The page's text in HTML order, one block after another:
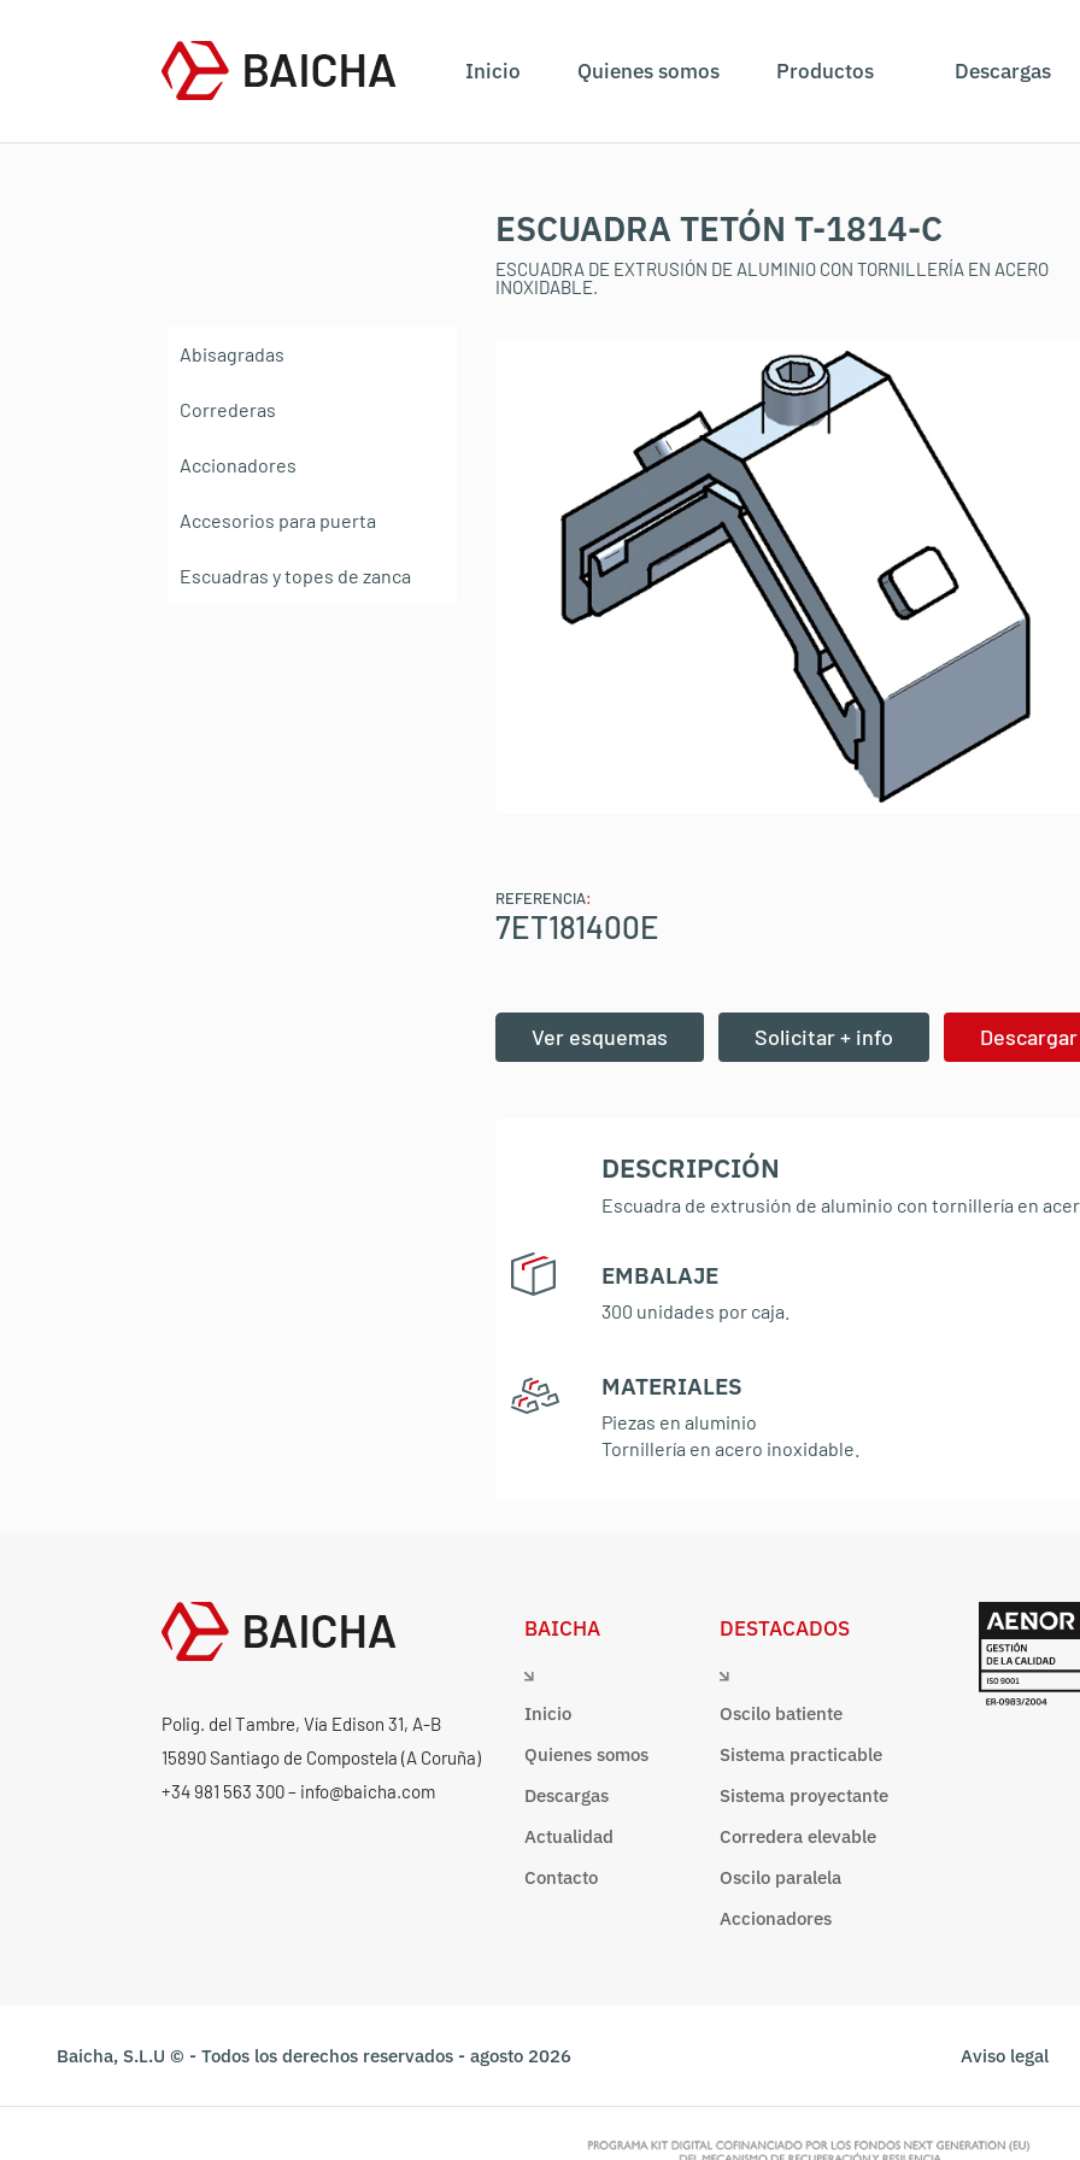
Inicio Quienes somos Productos Descargas
Abisagradas
Correderas
Accionadores
Accesorios para puerta
Escuadras y topes de zanca
ESCUADRA TETÓN T-1814-C
ESCUADRA DE EXTRUSIÓN DE ALUMINIO CON TORNILLERÍA EN ACERO
INOXIDABLE.
REFERENCIA:
7ET181400E
Ver esquemas Solicitar + info
DESCRIPCIÓN
Escuadra de extrusión de aluminio con tornillería en
EMBALAJE
300 unidades por caja.
MATERIALES
Piezas en aluminio
Tornillería en acero inoxidable.
Polig. del Tambre, Vía Edison 31, A-B
15890 Santiago de Compostela (A Coruña)
+34 981 563 300 – info@baicha.com
BAICHA
Inicio
Quienes somos
Descargas
Actualidad
Contacto
DESTACADOS
Oscilo batiente
Sistema practicable
Sistema proyectante
Corredera elevable
Oscilo paralela
Accionadores
Baicha, S.L.U © - Todos los derechos reservados - agosto 2026 Aviso legal